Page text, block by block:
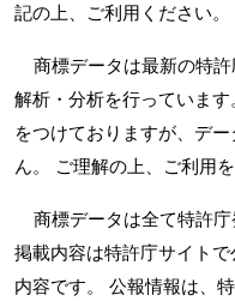
記の上、ご利用ください。
商標データは最新の特
解析・分析を行っていま
をつけておりますが、デ
ん。 ご理解の上、ご利用
商標データは全て特許庁
掲載内容は特許庁サイト
内容です。 公報情報は、